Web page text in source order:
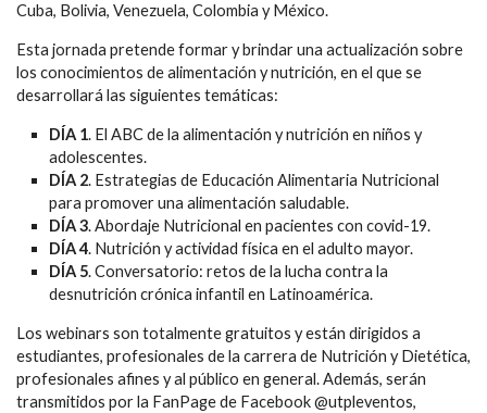
Cuba, Bolivia, Venezuela, Colombia y México.
Esta jornada pretende formar y brindar una actualización sobre
los conocimientos de alimentación y nutrición, en el que se
desarrollará las siguientes temáticas:
DÍA 1. El ABC de la alimentación y nutrición en niños y
adolescentes.
DÍA 2. Estrategias de Educación Alimentaria Nutricional
para promover una alimentación saludable.
DÍA 3. Abordaje Nutricional en pacientes con covid-19.
DÍA 4. Nutrición y actividad física en el adulto mayor.
DÍA 5. Conversatorio: retos de la lucha contra la
desnutrición crónica infantil en Latinoamérica.
Los webinars son totalmente gratuitos y están dirigidos a
estudiantes, profesionales de la carrera de Nutrición y Dietética,
profesionales afines y al público en general. Además, serán
transmitidos por la FanPage de Facebook @utpleventos,